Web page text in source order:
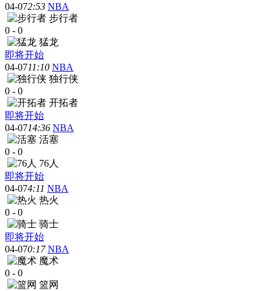
04-072:53 NBA
步行者
0 - 0
猛龙
即将开始
04-0711:10 NBA
独行侠
0 - 0
开拓者
即将开始
04-0714:36 NBA
活塞
0 - 0
76人
即将开始
04-074:11 NBA
热火
0 - 0
骑士
即将开始
04-070:17 NBA
魔术
0 - 0
篮网